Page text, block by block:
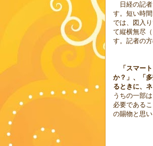
日経の記者
す。短い時
では、図入
て縦横無尽
す。記者の
「スマー
か？」、「
るときに、
うちの一部
必要である
の賜物と思い